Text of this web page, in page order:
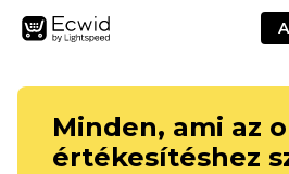
Minden, ami az
értékesítéshez